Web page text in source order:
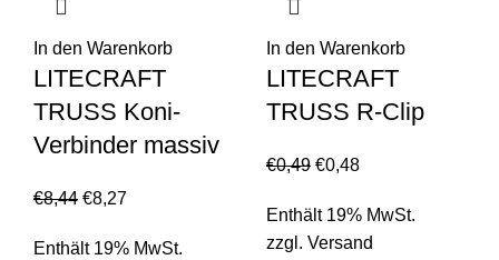
In den Warenkorb
LITECRAFT
TRUSS Koni-
Verbinder massiv
€8,44 €8,27
Enthält 19% MwSt.
In den Warenkorb
LITECRAFT
TRUSS R-Clip
€0,49 €0,48
Enthält 19% MwSt.
zzgl. Versand